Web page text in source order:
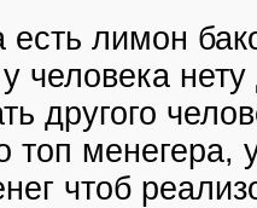
лимон
человека
другого
топ менегера,
чтоб